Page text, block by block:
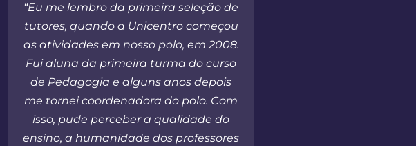
“Eu me lembro da primeira seleção de
tutores, quando a Unicentro começou
as atividades em nosso polo, em 2008.
Fui aluna da primeira turma do curso
de Pedagogia e alguns anos depois
me tornei coordenadora do polo. Com
isso, pude perceber a qualidade do
ensino, a humanidade dos professores